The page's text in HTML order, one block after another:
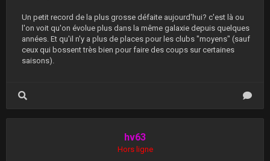
Un petit record de la plus grosse défaite aujourd'hui? c'est là ou
l'on voit qu'on évolue plus dans la même galaxie depuis quelques
années. Et qu'il n'y a plus de places pour les clubs "moyens" (sauf
ceux qui bossent très bien pour faire des coups sur certaines
saisons).
hv63
Hors ligne